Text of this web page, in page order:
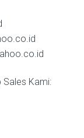
Sales Kami: